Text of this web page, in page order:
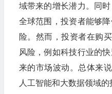
域带来的增长潜力。同
全球范围，投资者能够
险。然而，投资者在购
风险，例如科技行业的
来的市场波动。总体来
人工智能和大数据领域的